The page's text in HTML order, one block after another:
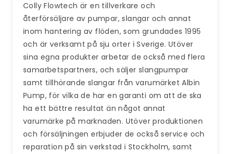
Colly Flowtech är en tillverkare och
återförsäljare av pumpar, slangar och annat
inom hantering av flöden, som grundades 1995
och är verksamt på sju orter i Sverige. Utöver
sina egna produkter arbetar de också med flera
samarbetspartners, och säljer slangpumpar
samt tillhörande slangar från varumärket Albin
Pump, för vilka de har en garanti om att de ska
ha ett bättre resultat än något annat
varumärke på marknaden. Utöver produktionen
och försäljningen erbjuder de också service och
reparation på sin verkstad i Stockholm, samt